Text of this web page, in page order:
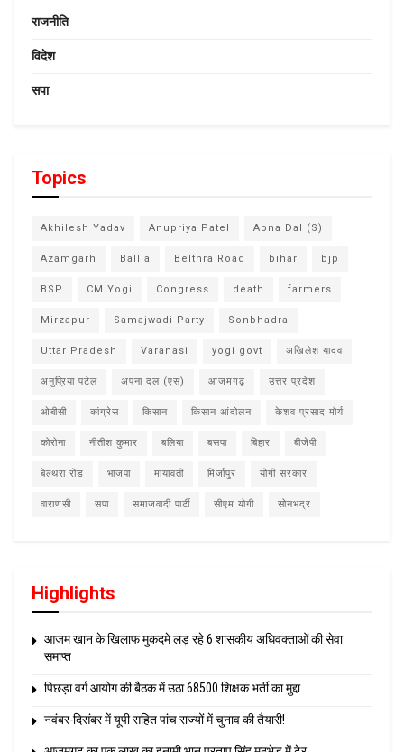
राजनीति
विदेश
सपा
Topics
Akhilesh Yadav Anupriya Patel Apna Dal (S)
Azamgarh Ballia Belthra Road bihar bjp
BSP CM Yogi Congress death farmers
Mirzapur Samajwadi Party Sonbhadra
Uttar Pradesh Varanasi yogi govt अखिलेश यादव
अनुप्रिया पटेल अपना दल (एस) आजमगढ़ उत्तर प्रदेश
ओबीसी कांग्रेस किसान किसान आंदोलन केशव प्रसाद मौर्य
कोरोना नीतीश कुमार बलिया बसपा बिहार बीजेपी
बेल्थरा रोड भाजपा मायावती मिर्जापुर योगी सरकार
वाराणसी सपा समाजवादी पार्टी सीएम योगी सोनभद्र
Highlights
आजम खान के खिलाफ मुकदमे लड़ रहे 6 शासकीय अधिवक्ताओं की सेवा
समाप्त
पिछड़ा वर्ग आयोग की बैठक में उठा 68500 शिक्षक भर्ती का मुद्दा
नवंबर-दिसंबर में यूपी सहित पांच राज्यों में चुनाव की तैयारी!